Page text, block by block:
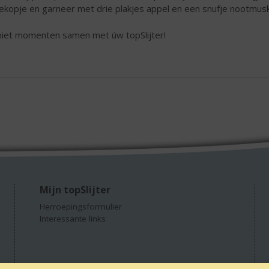
en garneer met drie plakjes appel en een snufje
momenten samen met úw topSlijter!
Mijn topSlijter
Herroepingsformulier
Interessante links